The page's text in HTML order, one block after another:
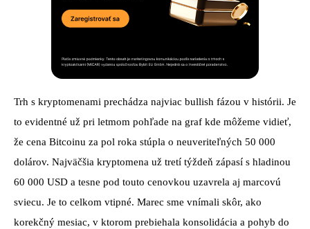
Trh s kryptomenami prechádza najviac bullish fázou v histórii. Je
to evidentné už pri letmom pohľade na graf kde môžeme vidieť,
že cena Bitcoinu za pol roka stúpla o neuveriteľných 50 000
dolárov. Najväčšia kryptomena už tretí týždeň zápasí s hladinou
60 000 USD a tesne pod touto cenovkou uzavrela aj marcovú
sviecu. Je to celkom vtipné. Marec sme vnímali skôr, ako
korekčný mesiac, v ktorom prebiehala konsolidácia a pohyb do